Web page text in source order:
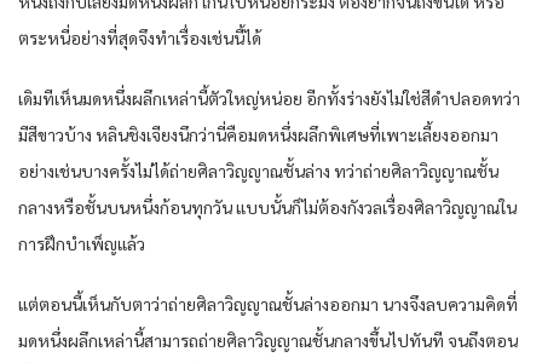
ตระหนี่​อย่าง​ที่สุด​จึงทำ​เรื่อง​เช่นนี้​ได้​
เดิมที​เห็น​มด​หนึ่ง​ผลึก​เหล่านี้​ตัว​ใหญ่​หน่อย​ อีก​ทั้ง​ร่าง​ยัง​ไม่ใช่สีดำ​ปลอด​ทว่า​
มีสีขาว​บ้าง​ หลิน​ชิงเจียง​นึก​ว่า​นี่​คือ​มด​หนึ่ง​ผลึก​พิเศษ​ที่​เพาะเลี้ยง​ออกมา​
อย่างเช่น​บางครั้ง​ไม่ได้​ถ่าย​ศิลา​วิญญาณ​ชั้นล่าง​ ทว่า​ถ่าย​ศิลา​วิญญาณ​ชั้น​
กลาง​หรือ​ชั้นบน​หนึ่ง​ก้อน​ทุกวัน​ แบบ​นั้น​ก็​ไม่ต้อง​กังวล​เรื่อง​ศิลา​วิญญาณ​ใน​
การ​ฝึก​บำเพ็ญ​แล้ว​
แต่​ตอนนี้​เห็น​กับ​ตา​ว่า​ถ่าย​ศิลา​วิญญาณ​ชั้นล่าง​ออกมา​ นาง​จึงลบ​ความคิด​ที่​
มด​หนึ่ง​ผลึก​เหล่านี้​สามารถ​ถ่าย​ศิลา​วิญญาณ​ชั้น​กลาง​ขึ้นไป​ทันที​ จนถึง​ตอน